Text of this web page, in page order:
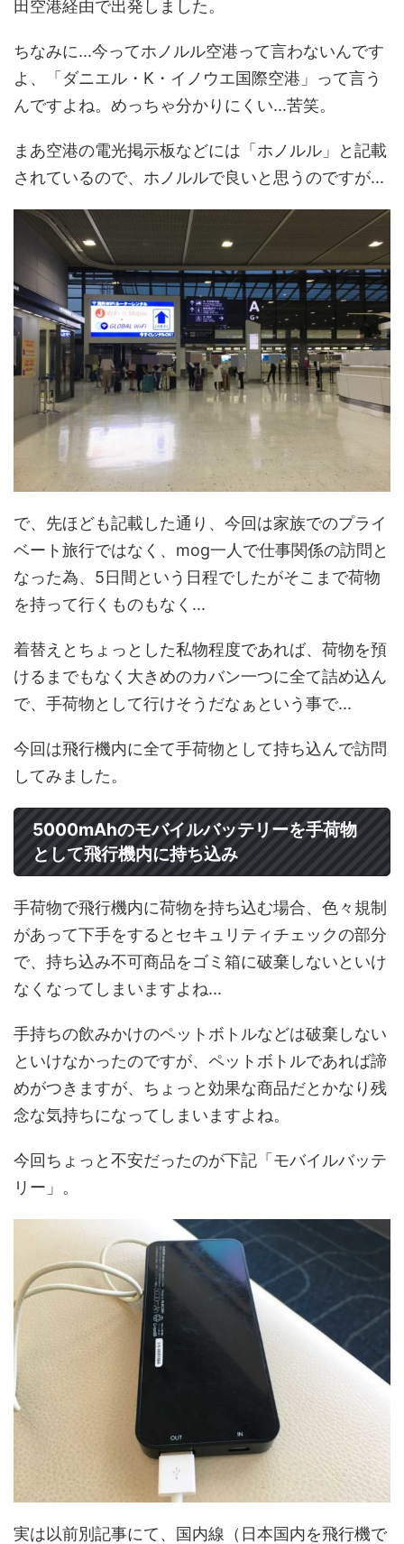
田空港経由で出発しました。
ちなみに...今ってホノルル空港って言わないんです
よ、「ダニエル・K・イノウエ国際空港」って言う
んですよね。めっちゃ分かりにくい...苦笑。
まあ空港の電光掲示板などには「ホノルル」と記載
されているので、ホノルルで良いと思うのですが...
で、先ほども記載した通り、今回は家族でのプライ
ベート旅行ではなく、mog一人で仕事関係の訪問と
なった為、5日間という日程でしたがそこまで荷物
を持って行くものもなく...
着替えとちょっとした私物程度であれば、荷物を預
けるまでもなく大きめのカバン一つに全て詰め込ん
で、手荷物として行けそうだなぁという事で...
今回は飛行機内に全て手荷物として持ち込んで訪問
してみました。
5000mAhのモバイルバッテリーを手荷物
として飛行機内に持ち込み
手荷物で飛行機内に荷物を持ち込む場合、色々規制
があって下手をするとセキュリティチェックの部分
で、持ち込み不可商品をゴミ箱に破棄しないといけ
なくなってしまいますよね...
手持ちの飲みかけのペットボトルなどは破棄しない
といけなかったのですが、ペットボトルであれば諦
めがつきますが、ちょっと効果な商品だとかなり残
念な気持ちになってしまいますよね。
今回ちょっと不安だったのが下記「モバイルバッテ
リー」。
実は以前別記事にて、国内線（日本国内を飛行機で